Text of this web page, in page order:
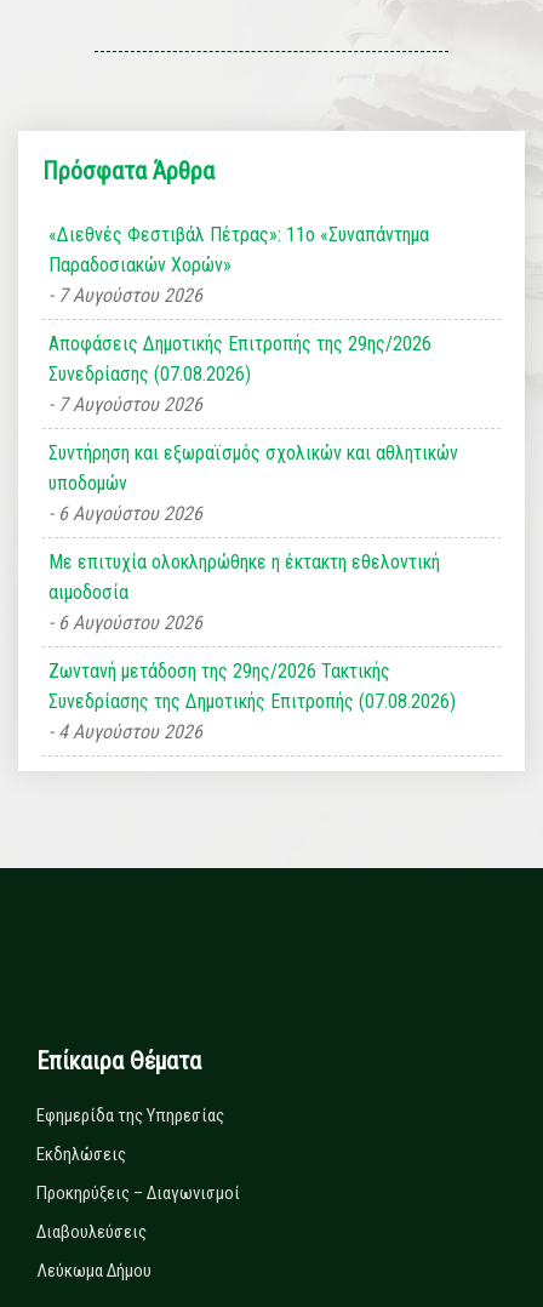
Πρόσφατα Άρθρα
«Διεθνές Φεστιβάλ Πέτρας»: 11ο «Συναπάντημα
Παραδοσιακών Χορών»
7 Αυγούστου 2026
Αποφάσεις Δημοτικής Επιτροπής της 29ης/2026
Συνεδρίασης (07.08.2026)
7 Αυγούστου 2026
Συντήρηση και εξωραϊσμός σχολικών και αθλητικών
υποδομών
6 Αυγούστου 2026
Με επιτυχία ολοκληρώθηκε η έκτακτη εθελοντική
αιμοδοσία
6 Αυγούστου 2026
Ζωντανή μετάδοση της 29ης/2026 Τακτικής
Συνεδρίασης της Δημοτικής Επιτροπής (07.08.2026)
4 Αυγούστου 2026
Επίκαιρα Θέματα
Εφημερίδα της Υπηρεσίας
Εκδηλώσεις
Προκηρύξεις – Διαγωνισμοί
Διαβουλεύσεις
Λεύκωμα Δήμου